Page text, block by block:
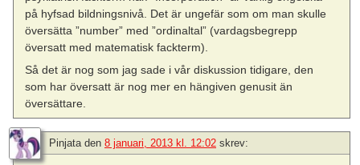
på hyfsad bildningsnivå. Det är ungefär som om man skulle
översätta ”number” med ”ordinaltal” (vardagsbegrepp
översatt med matematisk fackterm).
Så det är nog som jag sade i vår diskussion tidigare, den
som har översatt är nog mer en hängiven genusit än
översättare.
Pinjata den 8 januari, 2013 kl. 12:02 skrev: